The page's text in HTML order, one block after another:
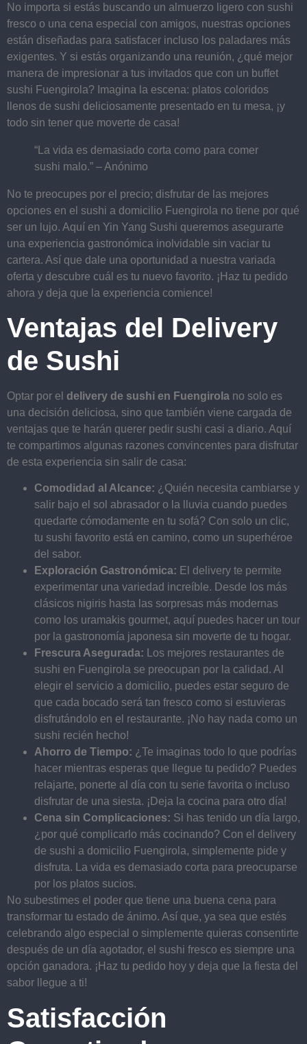
No importa si estás buscando un almuerzo ligero con sushi
fresco o una cena especial con amigos, nuestras opciones
están diseñadas para satisfacer incluso los paladares más
exigentes. Y si estás organizando una reunión, ¿qué mejor
manera de impresionar a tus invitados que con un buffet
sushi Fuengirola? Imagina la escena: platos coloridos
llenos de sushi deliciosamente presentado en tu mesa, ¡y
todo sin tener que moverte de casa!
“La vida es demasiado corta como para comer
sushi malo.” – Anónimo
No te preocupes por el precio; disfrutar de las mejores
opciones en el sushi a domicilio Fuengirola no tiene por qué
ser un lujo. Aquí en Yin Yang Sushi queremos asegurarte
una experiencia gastronómica inolvidable sin vaciar tu
cartera. Así que dale una oportunidad a nuestra variada
oferta y descubre cuál es tu nuevo favorito. ¡Haz tu pedido
ahora y deja que la experiencia comience!
Ventajas del Delivery
de Sushi
Optar por el delivery de sushi en Fuengirola no solo es
una decisión deliciosa, sino que también viene cargada de
ventajas que te harán querer pedir sushi casi a diario. Aquí
te compartimos algunas razones convincentes para disfrutar
de esta experiencia sin salir de casa:
Comodidad al Alcance: ¿Quién necesita cambiarse y
salir bajo el sol abrasador o la lluvia cuando puedes
quedarte cómodamente en tu sofá? Con solo un clic,
tu sushi favorito está en camino, como un superhéroe
del sabor.
Exploración Gastronómica: El delivery te permite
experimentar una variedad increíble. Desde los más
clásicos nigiris hasta las sorpresas más modernas
como los uramakis gourmet, aquí puedes hacer un tour
por la gastronomía japonesa sin moverte de tu hogar.
Frescura Asegurada: Los mejores restaurantes de
sushi en Fuengirola se preocupan por la calidad. Al
elegir el servicio a domicilio, puedes estar seguro de
que cada bocado será tan fresco como si estuvieras
disfrutándolo en el restaurante. ¡No hay nada como un
sushi recién hecho!
Ahorro de Tiempo: ¿Te imaginas todo lo que podrías
hacer mientras esperas que llegue tu pedido? Puedes
relajarte, ponerte al día con tu serie favorita o incluso
disfrutar de una siesta. ¡Deja la cocina para otro día!
Cena sin Complicaciones: Si has tenido un día largo,
¿por qué complicarlo más cocinando? Con el delivery
de sushi a domicilio Fuengirola, simplemente pide y
disfruta. La vida es demasiado corta para preocuparse
por los platos sucios.
No subestimes el poder que tiene una buena cena para
transformar tu estado de ánimo. Así que, ya sea que estés
celebrando algo especial o simplemente quieras consentirte
después de un día agotador, el sushi fresco es siempre una
opción ganadora. ¡Haz tu pedido hoy y deja que la fiesta del
sabor llegue a ti!
Satisfacción